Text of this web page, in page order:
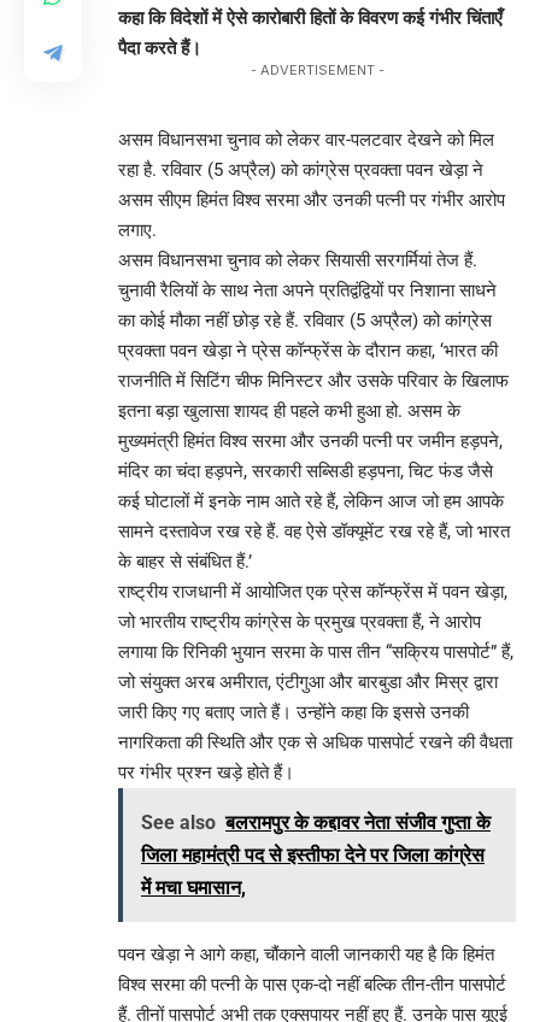
कहा कि विदेशों में ऐसे कारोबारी हितों के विवरण कई गंभीर चिंताएँ
पैदा करते हैं।
- ADVERTISEMENT -
असम विधानसभा चुनाव को लेकर वार-पलटवार देखने को मिल
रहा है. रविवार (5 अप्रैल) को कांग्रेस प्रवक्ता पवन खेड़ा ने
असम सीएम हिमंत विश्व सरमा और उनकी पत्नी पर गंभीर आरोप
लगाए.
असम विधानसभा चुनाव को लेकर सियासी सरगर्मियां तेज हैं.
चुनावी रैलियों के साथ नेता अपने प्रतिद्वंद्वियों पर निशाना साधने
का कोई मौका नहीं छोड़ रहे हैं. रविवार (5 अप्रैल) को कांग्रेस
प्रवक्ता पवन खेड़ा ने प्रेस कॉन्फ्रेंस के दौरान कहा, ‘भारत की
राजनीति में सिटिंग चीफ मिनिस्टर और उसके परिवार के खिलाफ
इतना बड़ा खुलासा शायद ही पहले कभी हुआ हो. असम के
मुख्यमंत्री हिमंत विश्व सरमा और उनकी पत्नी पर जमीन हड़पने,
मंदिर का चंदा हड़पने, सरकारी सब्सिडी हड़पना, चिट फंड जैसे
कई घोटालों में इनके नाम आते रहे हैं, लेकिन आज जो हम आपके
सामने दस्तावेज रख रहे हैं. वह ऐसे डॉक्यूमेंट रख रहे हैं, जो भारत
के बाहर से संबंधित हैं.’
राष्ट्रीय राजधानी में आयोजित एक प्रेस कॉन्फ्रेंस में पवन खेड़ा,
जो भारतीय राष्ट्रीय कांग्रेस के प्रमुख प्रवक्ता हैं, ने आरोप
लगाया कि रिनिकी भुयान सरमा के पास तीन “सक्रिय पासपोर्ट” हैं,
जो संयुक्त अरब अमीरात, एंटीगुआ और बारबुडा और मिस्र द्वारा
जारी किए गए बताए जाते हैं। उन्होंने कहा कि इससे उनकी
नागरिकता की स्थिति और एक से अधिक पासपोर्ट रखने की वैधता
पर गंभीर प्रश्न खड़े होते हैं।
See also बलरामपुर के कद्दावर नेता संजीव गुप्ता के
जिला महामंत्री पद से इस्तीफा देने पर जिला कांग्रेस
में मचा घमासान,
पवन खेड़ा ने आगे कहा, चौंकाने वाली जानकारी यह है कि हिमंत
विश्व सरमा की पत्नी के पास एक-दो नहीं बल्कि तीन-तीन पासपोर्ट
हैं. तीनों पासपोर्ट अभी तक एक्सपायर नहीं हुए हैं. उनके पास यूएई